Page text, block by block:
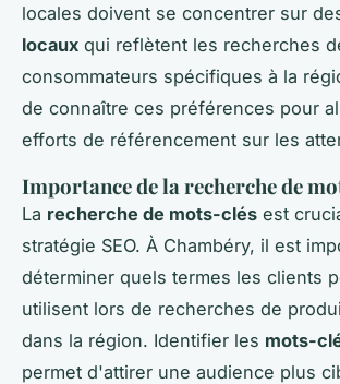
locales doivent se concentrer sur
locaux qui reflètent les recherches
consommateurs spécifiques à la
de connaître ces préférences pour
efforts de référencement sur les
Importance de la recherche de
La recherche de mots-clés est
stratégie SEO. À Chambéry, il est
déterminer quels termes les clients
utilisent lors de recherches de
dans la région. Identifier les mots-
permet d'attirer une audience plus